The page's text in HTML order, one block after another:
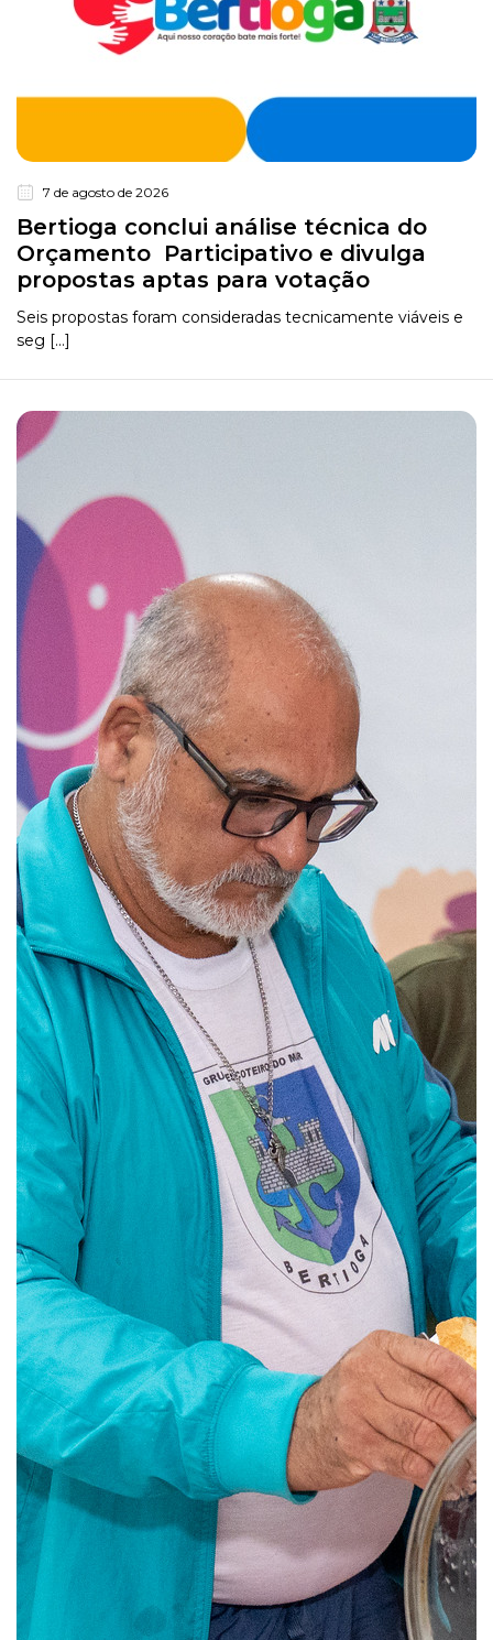
7 de agosto de 2026
Bertioga conclui análise técnica do
Orçamento Participativo e divulga
propostas aptas para votação
Seis propostas foram consideradas tecnicamente viáveis e
seg [...]